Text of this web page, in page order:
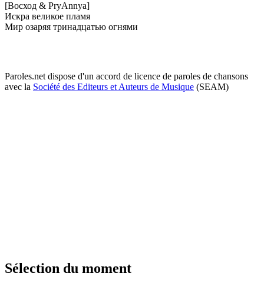
[Восход & PryAnnya]
Искра вeликоe пламя
Мир озаряя тринадцатью огнями
Paroles.net dispose d'un accord de licence de paroles de chansons
avec la Société des Editeurs et Auteurs de Musique (SEAM)
Sélection du moment